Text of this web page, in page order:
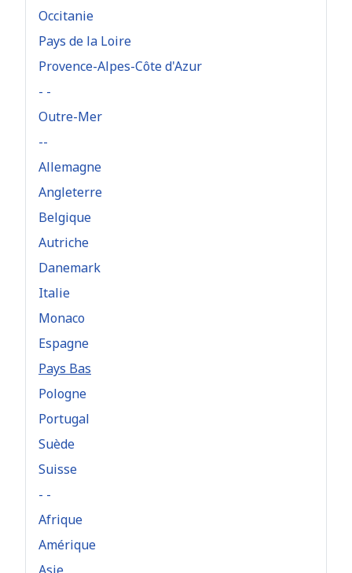
Occitanie
Pays de la Loire
Provence-Alpes-Côte d'Azur
- -
Outre-Mer
--
Allemagne
Angleterre
Belgique
Autriche
Danemark
Italie
Monaco
Espagne
Pays Bas
Pologne
Portugal
Suède
Suisse
- -
Afrique
Amérique